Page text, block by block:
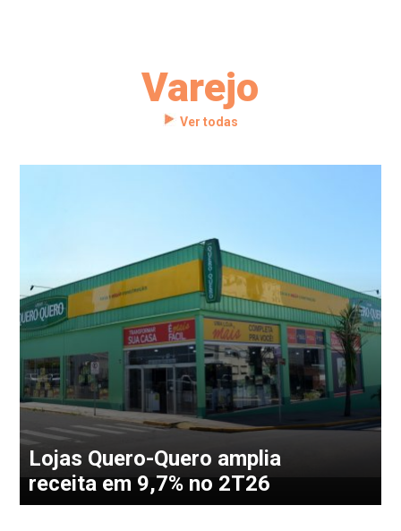
Varejo
Ver todas
Lojas Quero-Quero amplia
receita em 9,7% no 2T26